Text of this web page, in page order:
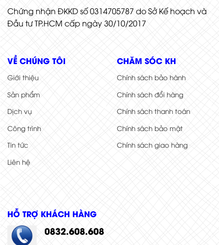
Chứng nhận ĐKKD số 0314705787 do Sở Kế hoạch và
Đầu tư TP.HCM cấp ngày 30/10/2017
VỀ CHÚNG TÔI
Giới thiệu
Sản phẩm
Dịch vụ
Công trình
Tin tức
Liên hệ
CHĂM SÓC KH
Chính sách bảo hành
Chính sách đổi hàng
Chính sách thanh toán
Chính sách bảo mật
Chính sách giao hàng
HỖ TRỢ KHÁCH HÀNG
0832.608.608